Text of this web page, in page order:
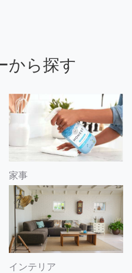
から探す
家事
インテリア